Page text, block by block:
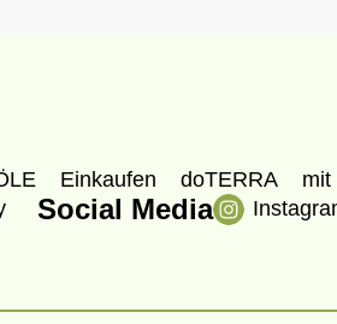
Einkaufen doTERRA mit
Social Media